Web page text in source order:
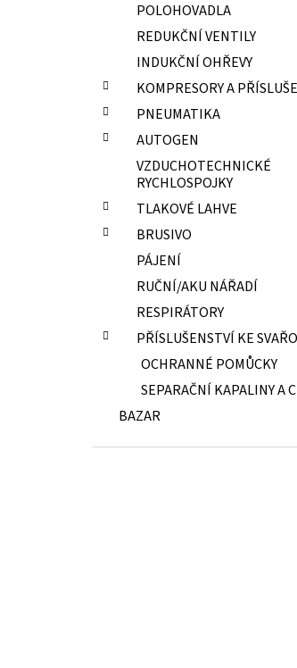
POLOHOVADLA
REDUKČNÍ VENTILY
INDUKČNÍ OHŘEVY
KOMPRESORY A
PNEUMATIKA
AUTOGEN
VZDUCHOTECHNICKÉ
RYCHLOSPOJKY
TLAKOVÉ LAHVE
BRUSIVO
PÁJENÍ
RUČNÍ/AKU NÁŘADÍ
RESPIRÁTORY
PŘÍSLUŠENSTVÍ KE
OCHRANNÉ POMŮCKY
SEPARAČNÍ KAPALINY A
BAZAR